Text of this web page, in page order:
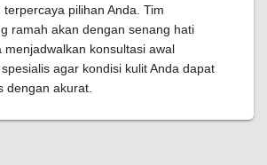
terpercaya pilihan Anda. Tim
ramah akan dengan senang hati
menjadwalkan konsultasi awal
agar kondisi kulit Anda dapat
dengan akurat.